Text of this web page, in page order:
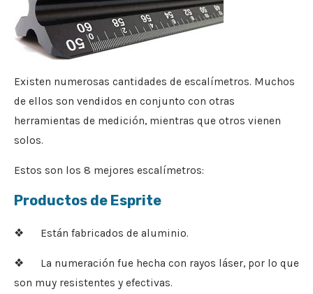
Existen numerosas cantidades de escalímetros. Muchos
de ellos son vendidos en conjunto con otras
herramientas de medición, mientras que otros vienen
solos.
Estos son los 8 mejores escalímetros:
Productos de Esprite
❖ Están fabricados de aluminio.
❖ La numeración fue hecha con rayos láser, por lo que
son muy resistentes y efectivas.